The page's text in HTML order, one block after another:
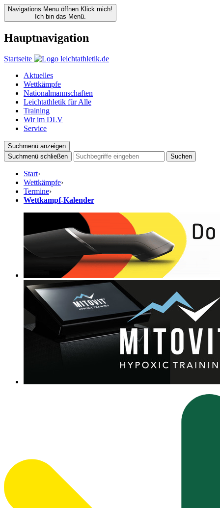
Navigations Menu öffnen Klick mich!
Ich bin das Menü.
Hauptnavigation
Startseite
Aktuelles
Wettkämpfe
Nationalmannschaften
Leichtathletik für Alle
Training
Wir im DLV
Service
Suchmenü anzeigen
Suchmenü schließen
Suchen
Start›
Wettkämpfe›
Termine›
Wettkampf-Kalender